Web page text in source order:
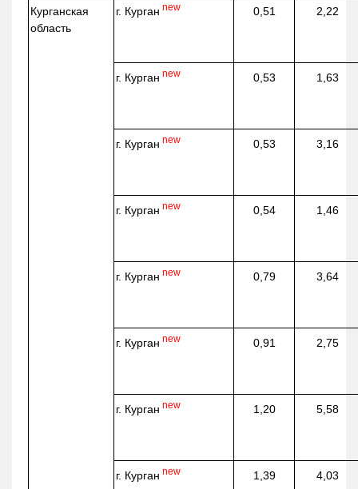
Курганская
область
г. Курган new 0,51 2,22
г. Курган new 0,53 1,63
г. Курган new 0,53 3,16
г. Курган new 0,54 1,46
г. Курган new 0,79 3,64
г. Курган new 0,91 2,75
г. Курган new 1,20 5,58
г. Курган new 1,39 4,03